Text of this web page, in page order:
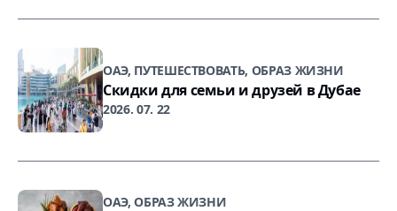
ОАЭ, ПУТЕШЕСТВОВАТЬ, ОБРАЗ ЖИЗНИ
Скидки для семьи и друзей в Дубае
2026. 07. 22
ОАЭ, ОБРАЗ ЖИЗНИ